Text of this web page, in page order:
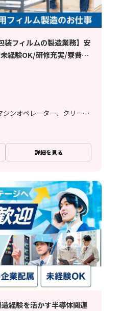
装フィルムの製造業務】安
経験OK/研修充実/寮費7
葉県船橋市＞
検査、梱包・仕分け、マシンオペレーター、クリーンルーム、その他
詳細を見る
経験を活かす半導体関連